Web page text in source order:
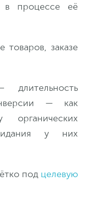
в процессе её
товаров, заказе
— как
у них
под целевую